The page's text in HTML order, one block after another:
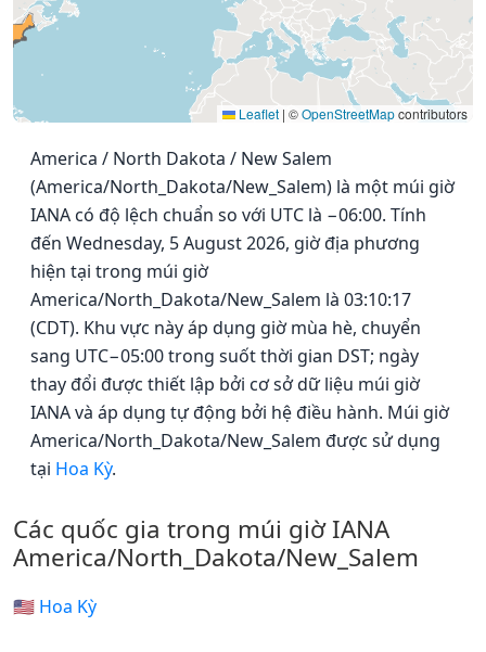
Leaflet | ©OpenStreetMapcontributors
America / North Dakota / New Salem
(America/North_Dakota/New_Salem) là một múi giờ
IANA có độ lệch chuẩn so với UTC là −06:00. Tính
đến Wednesday, 5 August 2026, giờ địa phương
hiện tại trong múi giờ
America/North_Dakota/New_Salem là 03:10:17
(CDT). Khu vực này áp dụng giờ mùa hè, chuyển
sang UTC−05:00 trong suốt thời gian DST; ngày
thay đổi được thiết lập bởi cơ sở dữ liệu múi giờ
IANA và áp dụng tự động bởi hệ điều hành. Múi giờ
America/North_Dakota/New_Salem được sử dụng
tại Hoa Kỳ.
Các quốc gia trong múi giờ IANA
America/North_Dakota/New_Salem
🇺🇸 Hoa Kỳ